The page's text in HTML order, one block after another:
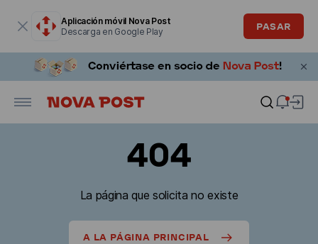
Aplicación móvil Nova Post
Descarga en Google Play
PASAR
404
La página que solicita no existe
A LA PÁGINA PRINCIPAL